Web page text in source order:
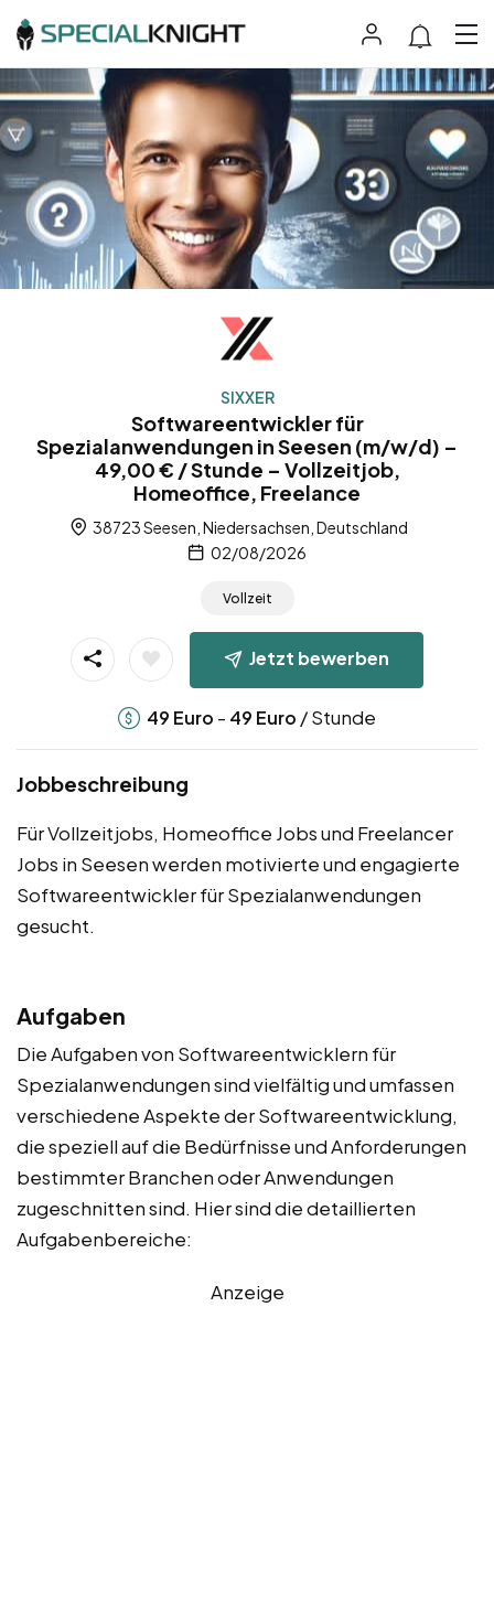
SIXXER
Softwareentwickler für
Spezialanwendungen in Seesen (m/w/d) –
49,00 € / Stunde – Vollzeitjob,
Homeoffice, Freelance
38723 Seesen, Niedersachsen, Deutschland
02/08/2026
Vollzeit
Jetzt bewerben
49 Euro - 49 Euro / Stunde
Jobbeschreibung
Für Vollzeitjobs, Homeoffice Jobs und Freelancer
Jobs in Seesen werden motivierte und engagierte
Softwareentwickler für Spezialanwendungen
gesucht.
Aufgaben
Die Aufgaben von Softwareentwicklern für
Spezialanwendungen sind vielfältig und umfassen
verschiedene Aspekte der Softwareentwicklung,
die speziell auf die Bedürfnisse und Anforderungen
bestimmter Branchen oder Anwendungen
zugeschnitten sind. Hier sind die detaillierten
Aufgabenbereiche:
Anzeige